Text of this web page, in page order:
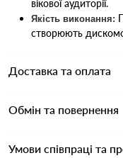
вікової аудиторії.
Якість виконання:
створюють
Доставка та оплата
Обмін та повернення
Умови співпраці та